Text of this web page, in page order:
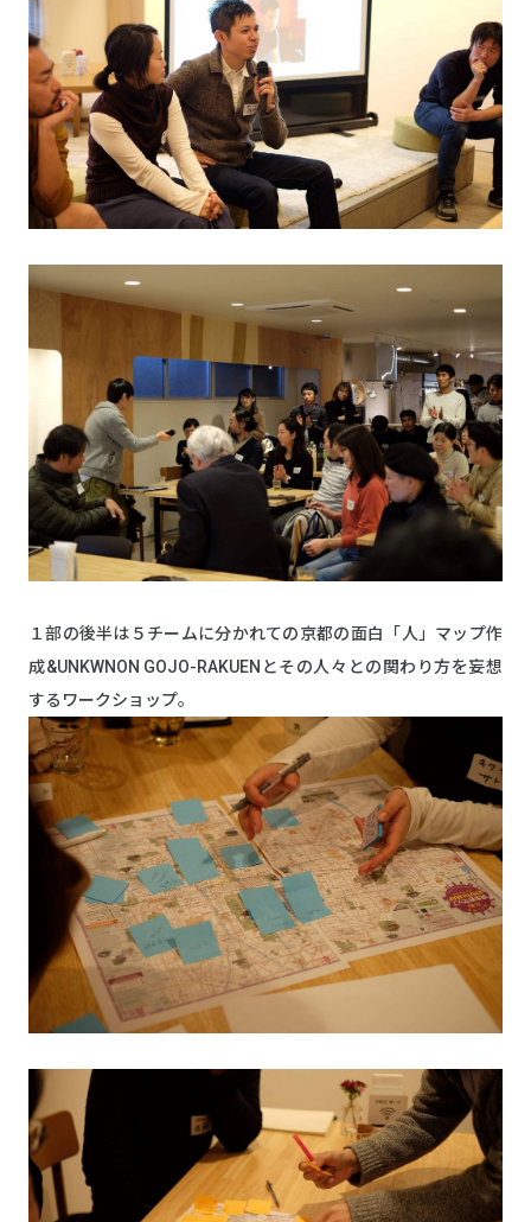
１部の後半は５チームに分かれての京都の面白「人」マップ作
成&UNKWNON GOJO-RAKUENとその人々との関わり方を妄想
するワークショップ。